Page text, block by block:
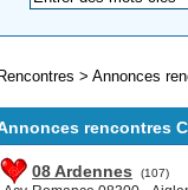
> Annonces
rencontres
08 Ardennes (107)